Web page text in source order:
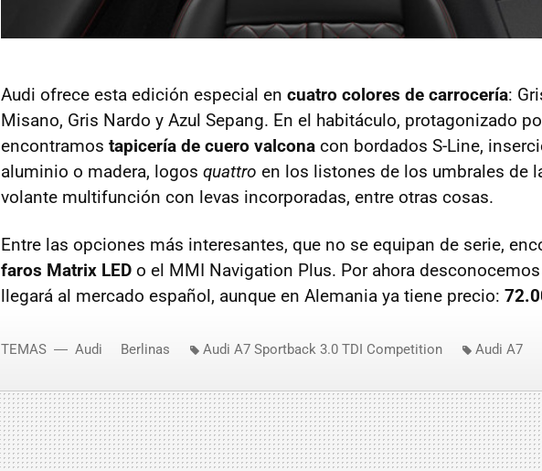
Audi ofrece esta edición especial en cuatro colores de carrocería:
Misano, Gris Nardo y Azul Sepang. En el habitáculo, protagonizado
encontramos tapicería de cuero valcona con bordados S-Line,
aluminio o madera, logos quattro en los listones de los umbrales de
volante multifunción con levas incorporadas, entre otras cosas.
Entre las opciones más interesantes, que no se equipan de serie,
faros Matrix LED o el MMI Navigation Plus. Por ahora
llegará al mercado español, aunque en Alemania ya tiene precio:
TEMAS Audi Berlinas Audi A7 Sportback 3.0 TDI Competition Audi A7